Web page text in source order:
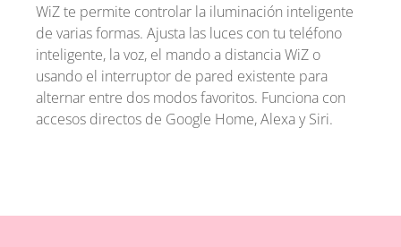
WiZ te permite controlar la iluminación inteligente
de varias formas. Ajusta las luces con tu teléfono
inteligente, la voz, el mando a distancia WiZ o
usando el interruptor de pared existente para
alternar entre dos modos favoritos. Funciona con
accesos directos de Google Home, Alexa y Siri.